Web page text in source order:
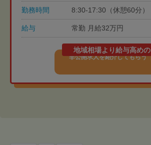
勤務時間 8:30-17:30（休憩60分）
給与 常勤 月給32万円
地域相場より給与高めの
非公開求人を紹介してもらう